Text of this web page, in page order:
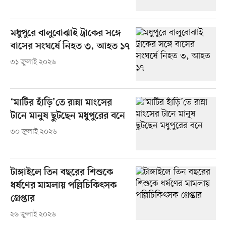
মধুপুরে বালুবোঝাই ট্রাকের সঙ্গে
বাসের সংঘর্ষে নিহত ৩, আহত ১৭
৩১ জুলাই ২০২৬
‘মাটির হাঁড়ি’তে রান্না মাংসের
টানে মানুষ ছুটছেন মধুপুরের বনে
৩০ জুলাই ২০২৬
টাঙ্গাইলে তিন বছরের শিশুকে
ধর্ষণের মামলায় পল্লিচিকিৎসক
গ্রেপ্তার
২৬ জুলাই ২০২৬